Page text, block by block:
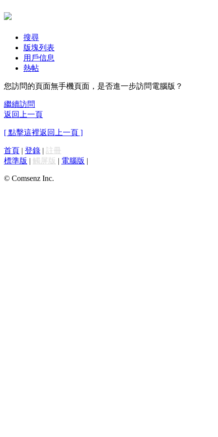
搜尋
版塊列表
用戶信息
熱帖
您訪問的頁面無手機頁面，是否進一步訪問電腦版？
繼續訪問
返回上一頁
[ 點擊這裡返回上一頁 ]
首頁 | 登錄 | 註冊
標準版 | 觸屏版 | 電腦版 |
© Comsenz Inc.